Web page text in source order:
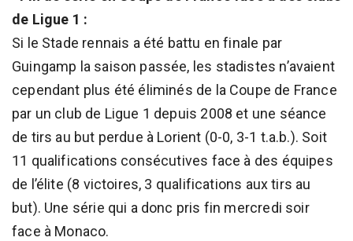
de Ligue 1 :
Si le Stade rennais a été battu en finale par
Guingamp la saison passée, les stadistes n’avaient
cependant plus été éliminés de la Coupe de France
par un club de Ligue 1 depuis 2008 et une séance
de tirs au but perdue à Lorient (0-0, 3-1 t.a.b.). Soit
11 qualifications consécutives face à des équipes
de l’élite (8 victoires, 3 qualifications aux tirs au
but). Une série qui a donc pris fin mercredi soir
face à Monaco.